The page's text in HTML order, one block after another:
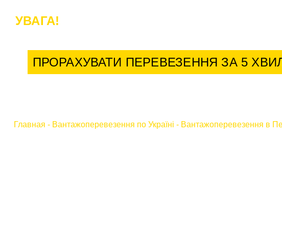
УВАГА!
ПРОРАХУВАТИ ПЕРЕВЕЗЕННЯ ЗА 5
Главная - Вантажоперевезення по Україні - Вантажоперевезення в